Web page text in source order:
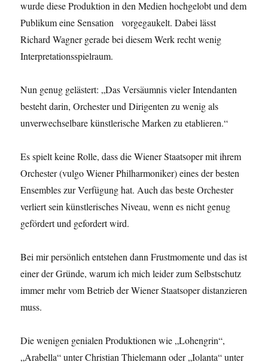
wurde diese Produktion in den Medien hochgelobt und dem
Publikum eine Sensation vorgegaukelt. Dabei lässt
Richard Wagner gerade bei diesem Werk recht wenig
Interpretationsspielraum.
Nun genug gelästert: „Das Versäumnis vieler Intendanten
besteht darin, Orchester und Dirigenten zu wenig als
unverwechselbare künstlerische Marken zu etablieren.“
Es spielt keine Rolle, dass die Wiener Staatsoper mit ihrem
Orchester (vulgo Wiener Philharmoniker) eines der besten
Ensembles zur Verfügung hat. Auch das beste Orchester
verliert sein künstlerisches Niveau, wenn es nicht genug
gefördert und gefordert wird.
Bei mir persönlich entstehen dann Frustmomente und das ist
einer der Gründe, warum ich mich leider zum Selbstschutz
immer mehr vom Betrieb der Wiener Staatsoper distanzieren
muss.
Die wenigen genialen Produktionen wie „Lohengrin“,
„Arabella“ unter Christian Thielemann oder „Iolanta“ unter